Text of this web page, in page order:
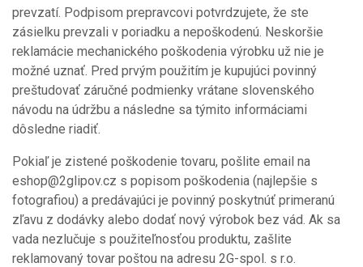
prevzatí. Podpisom prepravcovi potvrdzujete, že ste
zásielku prevzali v poriadku a nepoškodenú. Neskoršie
reklamácie mechanického poškodenia výrobku už nie je
možné uznať. Pred prvým použitím je kupujúci povinný
preštudovať záručné podmienky vrátane slovenského
návodu na údržbu a následne sa týmito informáciami
dôsledne riadiť.
Pokiaľ je zistené poškodenie tovaru, pošlite email na
eshop@2glipov.cz s popisom poškodenia (najlepšie s
fotografiou) a predávajúci je povinný poskytnúť primeranú
zľavu z dodávky alebo dodať nový výrobok bez vád. Ak sa
vada nezlučuje s použiteľnosťou produktu, zašlite
reklamovaný tovar poštou na adresu 2G-spol. s r.o.